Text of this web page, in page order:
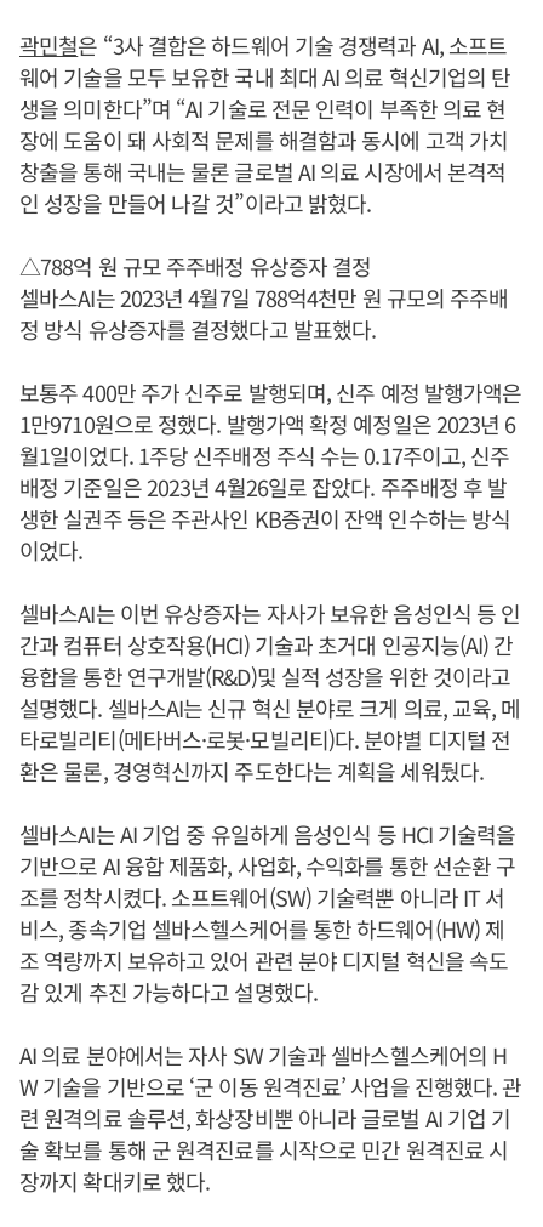
곽민철은 “3사 결합은 하드웨어 기술 경쟁력과 AI, 소프트
웨어 기술을 모두 보유한 국내 최대 AI 의료 혁신기업의 탄
생을 의미한다”며 “AI 기술로 전문 인력이 부족한 의료 현
장에 도움이 돼 사회적 문제를 해결함과 동시에 고객 가치
창출을 통해 국내는 물론 글로벌 AI 의료 시장에서 본격적
인 성장을 만들어 나갈 것”이라고 밝혔다.
△788억 원 규모 주주배정 유상증자 결정
셀바스AI는 2023년 4월7일 788억4천만 원 규모의 주주배
정 방식 유상증자를 결정했다고 발표했다.
보통주 400만 주가 신주로 발행되며, 신주 예정 발행가액은
1만9710원으로 정했다. 발행가액 확정 예정일은 2023년 6
월1일이었다. 1주당 신주배정 주식 수는 0.17주이고, 신주
배정 기준일은 2023년 4월26일로 잡았다. 주주배정 후 발
생한 실권주 등은 주관사인 KB증권이 잔액 인수하는 방식
이었다.
셀바스AI는 이번 유상증자는 자사가 보유한 음성인식 등 인
간과 컴퓨터 상호작용(HCI) 기술과 초거대 인공지능(AI) 간
융합을 통한 연구개발(R&D)및 실적 성장을 위한 것이라고
설명했다. 셀바스AI는 신규 혁신 분야로 크게 의료, 교육, 메
타로빌리티(메타버스·로봇·모빌리티)다. 분야별 디지털 전
환은 물론, 경영혁신까지 주도한다는 계획을 세워뒀다.
셀바스AI는 AI 기업 중 유일하게 음성인식 등 HCI 기술력을
기반으로 AI 융합 제품화, 사업화, 수익화를 통한 선순환 구
조를 정착시켰다. 소프트웨어(SW) 기술력뿐 아니라 IT 서
비스, 종속기업 셀바스헬스케어를 통한 하드웨어(HW) 제
조 역량까지 보유하고 있어 관련 분야 디지털 혁신을 속도
감 있게 추진 가능하다고 설명했다.
AI 의료 분야에서는 자사 SW 기술과 셀바스헬스케어의 H
W 기술을 기반으로 ‘군 이동 원격진료’ 사업을 진행했다. 관
련 원격의료 솔루션, 화상장비뿐 아니라 글로벌 AI 기업 기
술 확보를 통해 군 원격진료를 시작으로 민간 원격진료 시
장까지 확대키로 했다.